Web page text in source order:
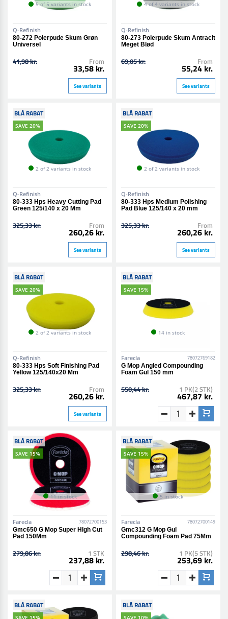
5 of 5 variants in stock
Q-Refinish
80-272 Polerpude Skum Grøn
Universel
41,98 kr. From
33,58 kr.
See variants
4 of 4 variants in stock
Q-Refinish
80-273 Polerpude Skum Antracit
Meget Blød
69,05 kr. From
55,24 kr.
See variants
BLÅ RABAT
SAVE 20%
2 of 2 variants in stock
Q-Refinish
80-333 Hps Heavy Cutting Pad
Green 125/140 x 20 Mm
325,33 kr. From
260,26 kr.
See variants
BLÅ RABAT
SAVE 20%
2 of 2 variants in stock
Q-Refinish
80-333 Hps Medium Polishing
Pad Blue 125/140 x 20 mm
325,33 kr. From
260,26 kr.
See variants
BLÅ RABAT
SAVE 20%
2 of 2 variants in stock
Q-Refinish
80-333 Hps Soft Finishing Pad
Yellow 125/140x20 Mm
325,33 kr. From
260,26 kr.
See variants
BLÅ RABAT
SAVE 15%
14 in stock
Farecla 78072769182
G Mop Angled Compounding
Foam Gul 150 mm
550,44 kr. 1 PK(2 STK)
467,87 kr.
BLÅ RABAT
SAVE 15%
11 in stock
Farecla 78072700153
Gmc650 G Mop Super HIgh Cut
Pad 150Mm
279,86 kr. 1 STK
237,88 kr.
BLÅ RABAT
SAVE 15%
5 in stock
Farecla 78072700149
Gmc312 G Mop Gul
Compounding Foam Pad 75Mm
298,46 kr. 1 PK(5 STK)
253,69 kr.
BLÅ RABAT
SAVE 15%
BLÅ RABAT
SAVE 10%